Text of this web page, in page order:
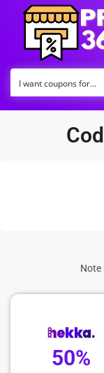
Note
50%